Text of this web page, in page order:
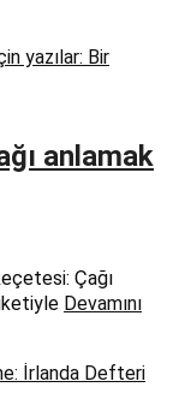
anlamak
Çağı
Devamını